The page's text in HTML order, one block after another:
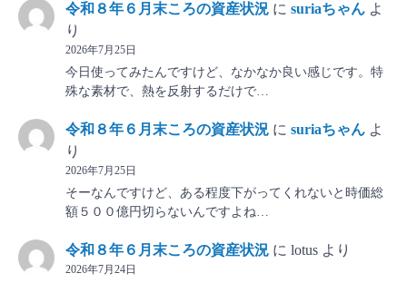
令和８年６月末ころの資産状況 に suriaちゃん よ
り
2026年7月25日
今日使ってみたんですけど、なかなか良い感じです。特
殊な素材で、熱を反射するだけで…
令和８年６月末ころの資産状況 に suriaちゃん よ
り
2026年7月25日
そーなんですけど、ある程度下がってくれないと時価総
額５００億円切らないんですよね…
令和８年６月末ころの資産状況 に lotus より
2026年7月24日